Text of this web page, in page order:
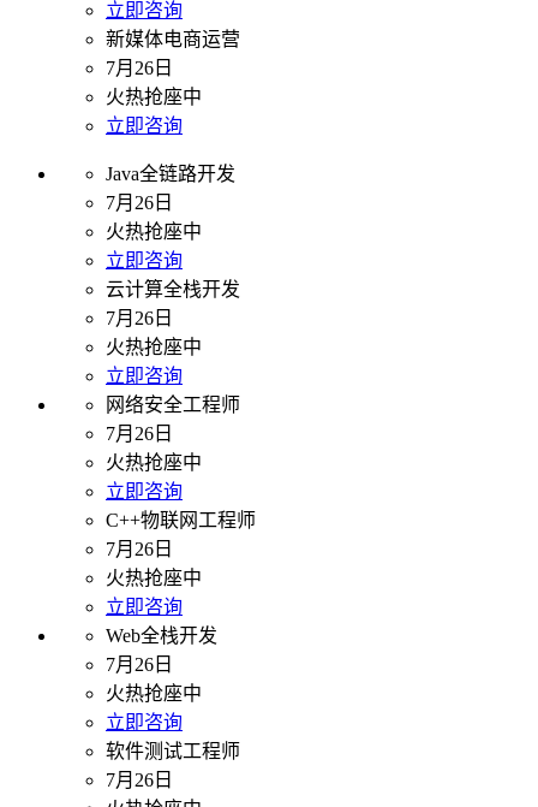
立即咨询
新媒体电商运营
7月26日
火热抢座中
立即咨询
Java全链路开发
7月26日
火热抢座中
立即咨询
云计算全栈开发
7月26日
火热抢座中
立即咨询
网络安全工程师
7月26日
火热抢座中
立即咨询
C++物联网工程师
7月26日
火热抢座中
立即咨询
Web全栈开发
7月26日
火热抢座中
立即咨询
软件测试工程师
7月26日